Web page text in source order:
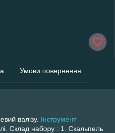
Умови повернення
валізу. Інструмент
Склад набору : 1. Скальпель